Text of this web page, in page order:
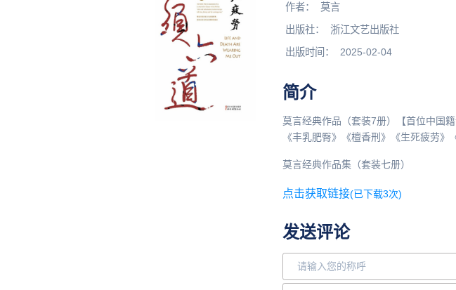
作者：
莫言
出版社：
浙江文艺出版社
出版时间：
2025-02-04
简介
莫言经典作品（套装7册）【首位中国
《丰乳肥臀》《檀香刑》《生死疲劳》
莫言经典作品集（套装七册）
点击获取链接(已下载3次)
发送评论